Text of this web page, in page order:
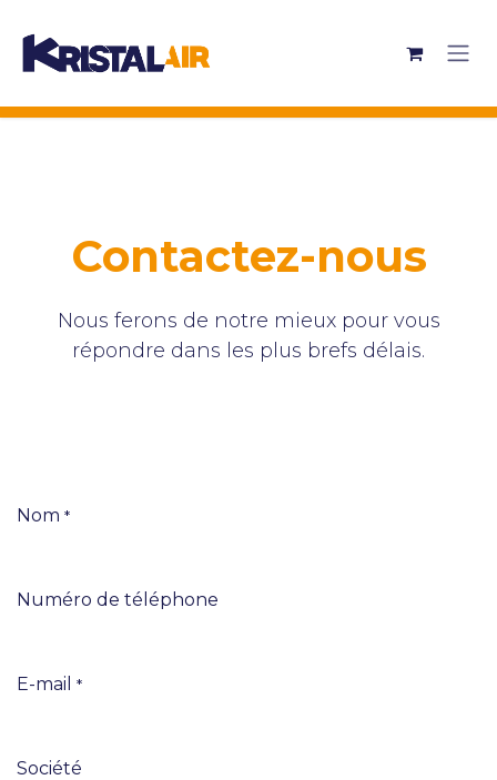
Contactez-nous
Nous ferons de notre mieux pour vous
répondre dans les plus brefs délais.
Nom *
Numéro de téléphone
E-mail *
Société